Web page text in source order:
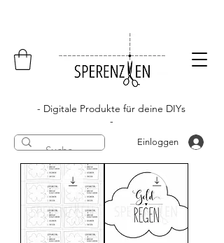
- Digitale Produkte für deine DIYs
-
Einloggen